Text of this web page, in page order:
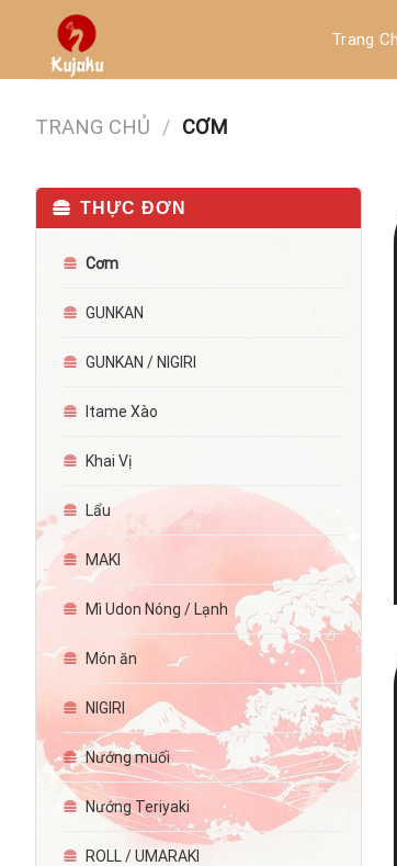
content
Trang
TRANG CHỦ / CƠM
THỰC ĐƠN
Cơm
GUNKAN
GUNKAN / NIGIRI
Itame Xào
Khai Vị
Lẩu
MAKI
Mì Udon Nóng / Lạnh
Món ăn
NIGIRI
Nướng muối
Nướng Teriyaki
ROLL / UMARAKI